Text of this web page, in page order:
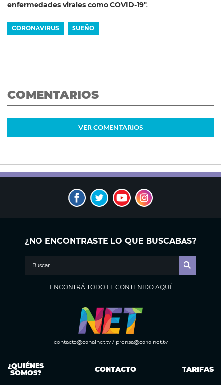
enfermedades virales como COVID-19″.
CORONAVIRUS SUEÑO
COMENTARIOS
VER COMENTARIOS
¿NO ENCONTRASTE LO QUE BUSCABAS?
ENCONTRÁ TODO EL CONTENIDO AQUÍ
contacto@canalnet.tv/ prensa@canalnet.tv
¿QUIÉNES
SOMOS? CONTACTO TARIFAS